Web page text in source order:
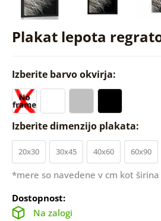
Plakat lepota
Izberite barvo okvirja:
Izberite dimenzijo plakata:
20x30 30x45 40x60 60x90
*mere so navedene v cm kot širina
Dostopnost:
Na zalogi